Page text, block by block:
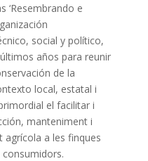
‘Resembrando e
social y político,
años para reunir
de la
local, estatal i
el facilitar i
manteniment i
agrícola a les finques
consumidors.